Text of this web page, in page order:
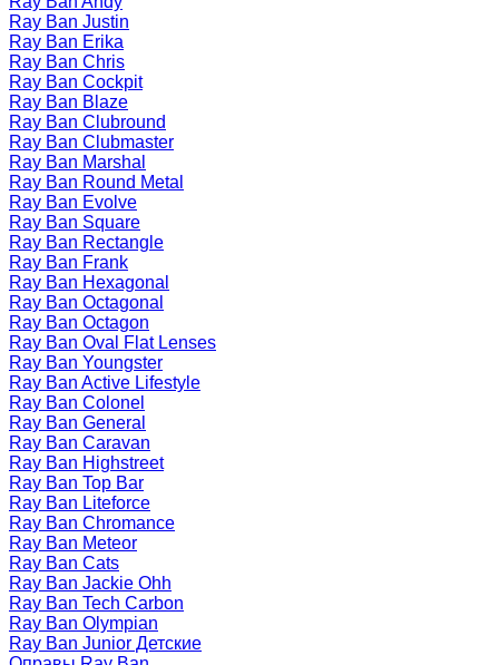
Ray Ban Justin
Ray Ban Erika
Ray Ban Chris
Ray Ban Cockpit
Ray Ban Blaze
Ray Ban Clubround
Ray Ban Clubmaster
Ray Ban Marshal
Ray Ban Round Metal
Ray Ban Evolve
Ray Ban Square
Ray Ban Rectangle
Ray Ban Frank
Ray Ban Hexagonal
Ray Ban Octagonal
Ray Ban Octagon
Ray Ban Oval Flat Lenses
Ray Ban Youngster
Ray Ban Active Lifestyle
Ray Ban Colonel
Ray Ban General
Ray Ban Caravan
Ray Ban Highstreet
Ray Ban Top Bar
Ray Ban Liteforce
Ray Ban Chromance
Ray Ban Meteor
Ray Ban Cats
Ray Ban Jackie Ohh
Ray Ban Tech Carbon
Ray Ban Olympian
Ray Ban Junior Детские